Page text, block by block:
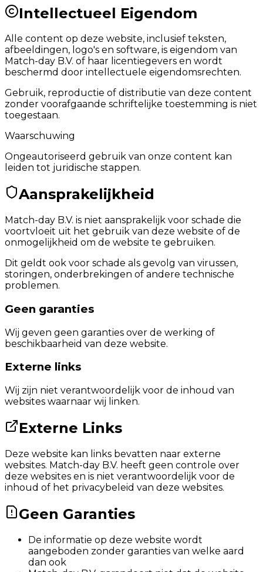
Intellectueel Eigendom
Alle content op deze website, inclusief teksten,
afbeeldingen, logo's en software, is eigendom van
Match-day B.V. of haar licentiegevers en wordt
beschermd door intellectuele eigendomsrechten.
Gebruik, reproductie of distributie van deze content
zonder voorafgaande schriftelijke toestemming is niet
toegestaan.
Waarschuwing
Ongeautoriseerd gebruik van onze content kan
leiden tot juridische stappen.
Aansprakelijkheid
Match-day B.V. is niet aansprakelijk voor schade die
voortvloeit uit het gebruik van deze website of de
onmogelijkheid om de website te gebruiken.
Dit geldt ook voor schade als gevolg van virussen,
storingen, onderbrekingen of andere technische
problemen.
Geen garanties
Wij geven geen garanties over de werking of
beschikbaarheid van deze website.
Externe links
Wij zijn niet verantwoordelijk voor de inhoud van
websites waarnaar wij linken.
Externe Links
Deze website kan links bevatten naar externe
websites. Match-day B.V. heeft geen controle over
deze websites en is niet verantwoordelijk voor de
inhoud of het privacybeleid van deze websites.
Geen Garanties
De informatie op deze website wordt
aangeboden zonder garanties van welke aard
dan ook